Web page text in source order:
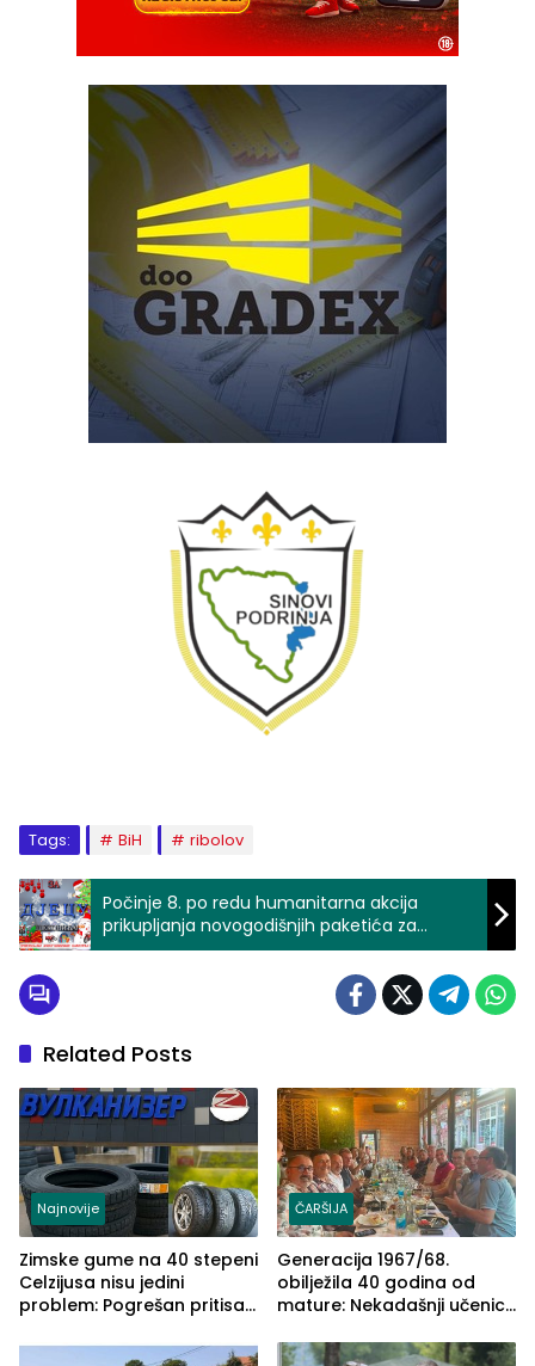
Tags: BiH ribolov
Počinje 8. po redu humanitarna akcija
prikupljanja novogodišnjih paketića za
socijalno ugroženu djecu Šekovića
Related Posts
Najnovije
Zimske gume na 40 stepeni
Celzijusa nisu jedini
problem: Pogrešan pritisak
ČARŠIJA
Generacija 1967/68.
obilježila 40 godina od
mature: Nekadašnji učenici
(FOTO)